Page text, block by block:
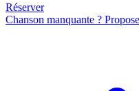
Réserver
Chanson manquante ?